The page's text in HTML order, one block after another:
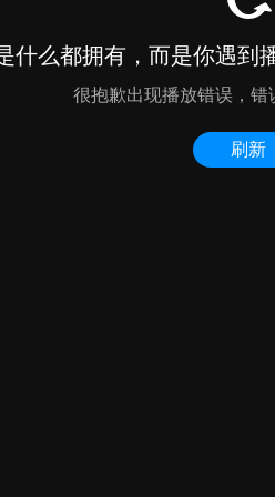
什么都拥有，而是你遇到
很抱歉出现播放错误，错
刷新